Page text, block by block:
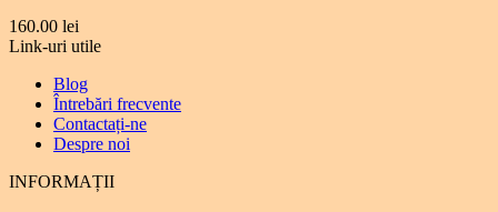
160.00 lei
Link-uri utile
Blog
Întrebări frecvente
Contactați-ne
Despre noi
INFORMAȚII